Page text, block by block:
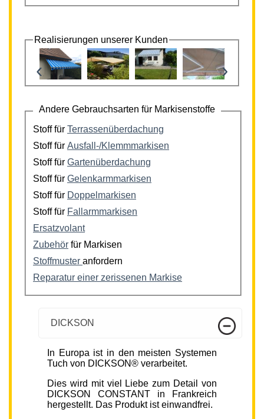
Realisierungen unserer Kunden
‹ ›
Andere Gebrauchsarten für Markisenstoffe
Stoff für Terrassenüberdachung
Stoff für Ausfall-/Klemmmarkisen
Stoff für Gartenüberdachung
Stoff für Gelenkarmmarkisen
Stoff für Doppelmarkisen
Stoff für Fallarmmarkisen
Ersatzvolant
Zubehör für Markisen
Stoffmuster anfordern
Reparatur einer zerissenen Markise
DICKSON
In Europa ist in den meisten Systemen
Tuch von DICKSON® verarbeitet.
Dies wird mit viel Liebe zum Detail von
DICKSON CONSTANT in Frankreich
hergestellt. Das Produkt ist einwandfrei.